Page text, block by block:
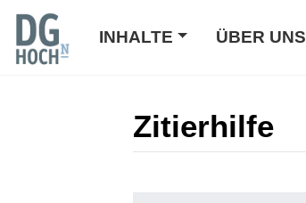
INHALTE ÜBER UNS
Zitierhilfe